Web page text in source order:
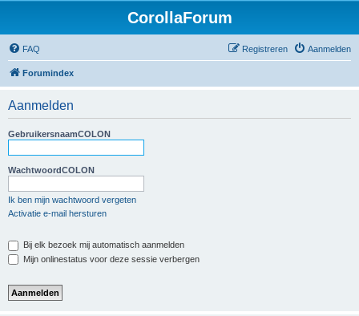
CorollaForum
FAQ Aanmelden
Registreren
Forumindex
Aanmelden
GebruikersnaamCOLON
WachtwoordCOLON
Ik ben mijn wachtwoord vergeten
Activatie e-mail hersturen
Bij elk bezoek mij automatisch aanmelden
Mijn onlinestatus voor deze sessie verbergen